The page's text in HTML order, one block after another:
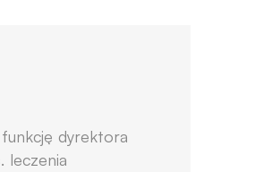
dyrektora
leczenia